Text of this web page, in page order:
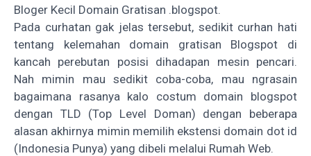
Bloger Kecil Domain Gratisan .blogspot.
Pada curhatan gak jelas tersebut, sedikit curhan hati
tentang kelemahan domain gratisan Blogspot di
kancah perebutan posisi dihadapan mesin pencari.
Nah mimin mau sedikit coba-coba, mau ngrasain
bagaimana rasanya kalo costum domain blogspot
dengan TLD (Top Level Doman) dengan beberapa
alasan akhirnya mimin memilih ekstensi domain dot id
(Indonesia Punya) yang dibeli melalui Rumah Web.